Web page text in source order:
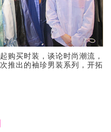
购买时装，谈论时尚潮流，
推出的袖珍男装系列，开拓